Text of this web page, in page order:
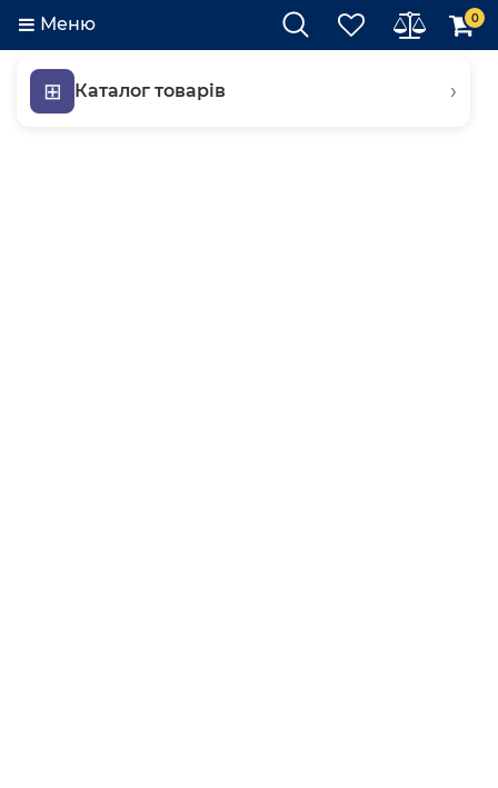
Меню 0
⊞ Каталог товарів ›